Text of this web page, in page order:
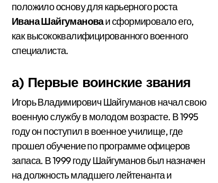
положило основу для карьерного роста
Ивана Шайгумановаи сформировало его,
как высококвалифицированного военного
специалиста.
а) Первые воинские звания
Игорь Владимирович Шайгуманов начал свою
военную службу в молодом возрасте. В 1995
году он поступил в военное училище, где
прошел обучение по программе офицеров
запаса. В 1999 году Шайгуманов был назначен
на должность младшего лейтенанта и